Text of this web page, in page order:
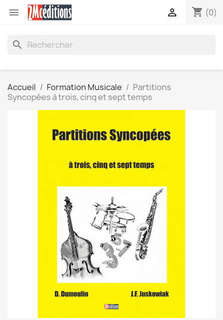
 shopping_cart (0)

search
Accueil Formation Musicale
Partitions
Syncopées à trois, cinq et sept temps